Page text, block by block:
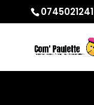
0745021241